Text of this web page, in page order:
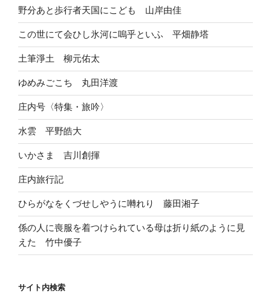
野分あと歩行者天国にこども 山岸由佳
この世にて会ひし氷河に嗚乎といふ 平畑静塔
土筆淨土 柳元佑太
ゆめみごこち 丸田洋渡
庄内号〈特集・旅吟〉
水雲 平野皓大
いかさま 吉川創揮
庄内旅行記
ひらがなをくづせしやうに囀れり 藤田湘子
係の人に喪服を着つけられている母は折り紙のように見
えた 竹中優子
サイト内検索